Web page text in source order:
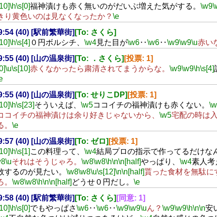
\h\s[0]福神漬けも赤く無いのがだいぶ増えた気がする。 \w9
り黄色いのは見なくなったか？ \e
(40) [駅前繁華街] [To: さくら]
\h\s[4] ０円ボルシチ、 \w4見た目が\w6‥\w6‥\w9\w9\u赤い
(40) [山の温泉街] [To: ．さくら] [投票: 1]
\u\s[10]赤くなかったら粛清されてまうからな。 \w9\w9\h\s[4]
(40) [山の温泉街] [To: せりこDP] [投票: 1]
\h\s[23]そういえば、 \w5ココイチの福神漬けも赤くない。
コイチの福神漬けは余り好きじゃないから、 \w5宅配の時は
\e
(40) [山の温泉街] [To: ゼロ] [投票: 1]
\h\s[1] この料理って、 \w4結局プロの指示で作ってるだけな
\uそれはそうじゃろ。 \w8\w8\h\n\n[half]やっぱり、 \w4素人考
するのが見たい。 \w8\w8\u\s[12]\n\n[half]貰った食材を無駄に
\w8\w8\h\n\n[half] どうせ０円だし。 \e
(40) [駅前繁華街] [To: さくら] [同意: 1]
\h\s[0] でもやっぱさ\w6‥\w6‥\w9\w9\uん？ \w9\w9\h\n\n安